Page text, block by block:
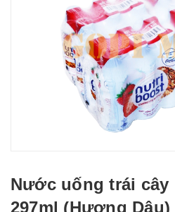
Nước uống trái cây
297ml (Hương Dâu)